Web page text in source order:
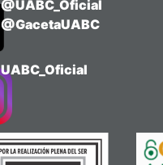
@UABC_Oficial
@GacetaUABC
UABC_Oficial